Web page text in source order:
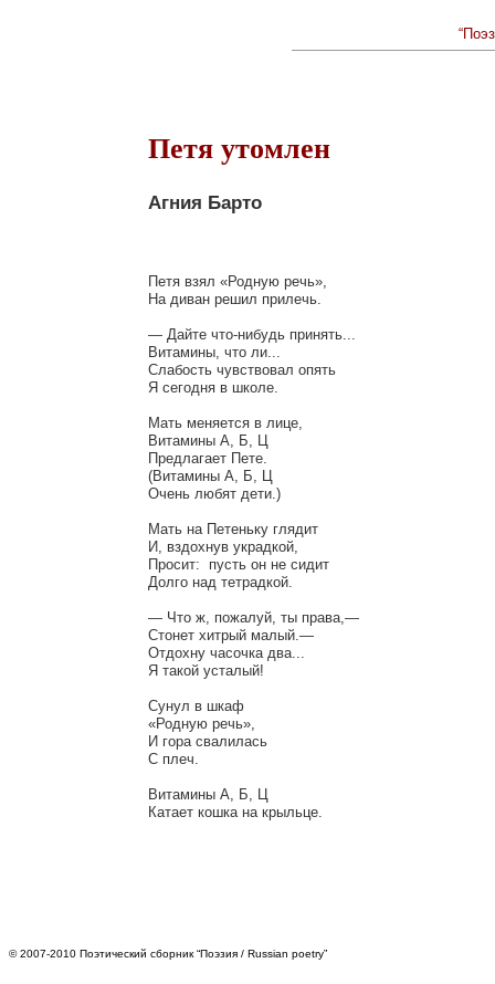
Петя утомлен
Агния Барто
Петя взял «Родную речь»,
На диван решил прилечь.
— Дайте что-нибудь принять...
Витамины, что ли...
Слабость чувствовал опять
Я сегодня в школе.
Мать меняется в лице,
Витамины А, Б, Ц
Предлагает Пете.
(Витамины А, Б, Ц
Очень любят дети.)
Мать на Петеньку глядит
И, вздохнув украдкой,
Просит:  пусть он не сидит
Долго над тетрадкой.
— Что ж, пожалуй, ты права,—
Стонет хитрый малый.—
Отдохну часочка два...
Я такой усталый!
Сунул в шкаф
«Родную речь»,
И гора свалилась
С плеч.
Витамины А, Б, Ц
© 2007-2010 Поэтический сборник “Поэзия / Russian poetry”